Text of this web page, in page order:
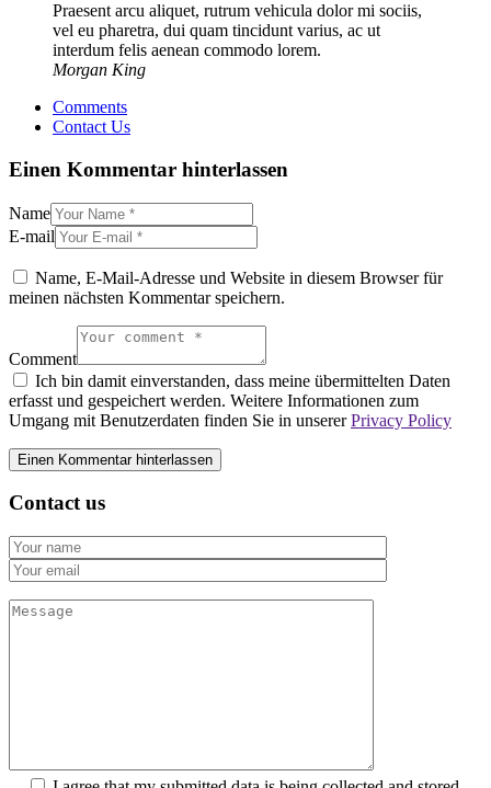
Praesent arcu aliquet, rutrum vehicula dolor mi sociis,
vel eu pharetra, dui quam tincidunt varius, ac ut
interdum felis aenean commodo lorem.
Morgan King
Comments
Contact Us
Einen Kommentar hinterlassen
Name
E-mail
Name, E-Mail-Adresse und Website in diesem Browser für
meinen nächsten Kommentar speichern.
Comment
Ich bin damit einverstanden, dass meine übermittelten Daten
erfasst und gespeichert werden. Weitere Informationen zum
Umgang mit Benutzerdaten finden Sie in unsererPrivacy Policy
Contact us